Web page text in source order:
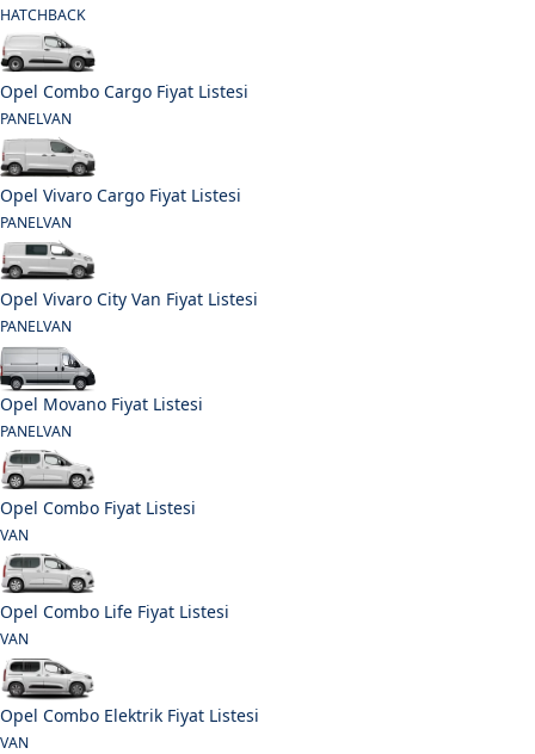
HATCHBACK
Opel Combo Cargo Fiyat Listesi
PANELVAN
Opel Vivaro Cargo Fiyat Listesi
PANELVAN
Opel Vivaro City Van Fiyat Listesi
PANELVAN
Opel Movano Fiyat Listesi
PANELVAN
Opel Combo Fiyat Listesi
VAN
Opel Combo Life Fiyat Listesi
VAN
Opel Combo Elektrik Fiyat Listesi
VAN